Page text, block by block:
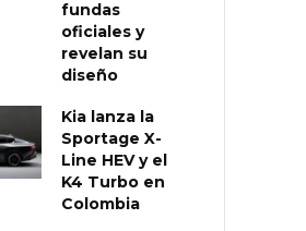
fundas
oficiales y
revelan su
diseño
Kia lanza la
Sportage X-
Line HEV y el
K4 Turbo en
Colombia